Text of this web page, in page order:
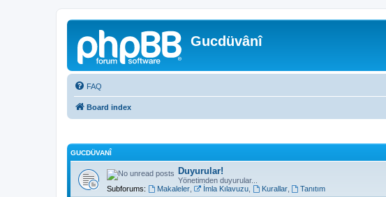
Gucdüvânî
FAQ
Board index
GUCDÜVANÎ
Duyurular!
Yönetimden duyurular...
Subforums:
Makaleler, İmla Kılavuzu, Kurallar, Tanıtım